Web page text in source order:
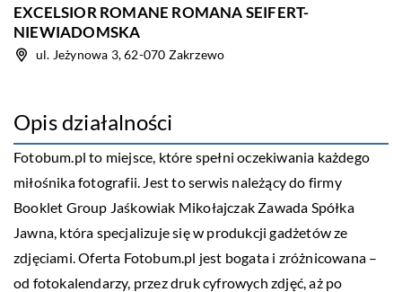
EXCELSIOR ROMANE ROMANA SEIFERT-
NIEWIADOMSKA
ul. Jeżynowa 3, 62-070 Zakrzewo
Opis działalności
Fotobum.pl to miejsce, które spełni oczekiwania każdego
miłośnika fotografii. Jest to serwis należący do firmy
Booklet Group Jaśkowiak Mikołajczak Zawada Spółka
Jawna, która specjalizuje się w produkcji gadżetów ze
zdjęciami. Oferta Fotobum.pl jest bogata i zróżnicowana –
od fotokalendarzy, przez druk cyfrowych zdjęć, aż po